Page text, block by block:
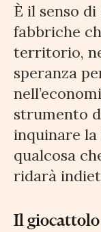
È il senso
fabbriche
territorio,
speranza
strumento
inquinare
qualcosa
ridarà
Il